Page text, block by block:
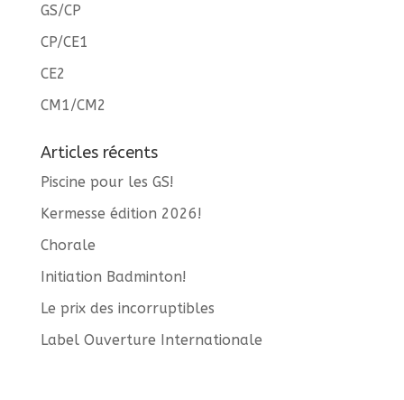
GS/CP
CP/CE1
CE2
CM1/CM2
Articles récents
Piscine pour les GS!
Kermesse édition 2026!
Chorale
Initiation Badminton!
Le prix des incorruptibles
Label Ouverture Internationale